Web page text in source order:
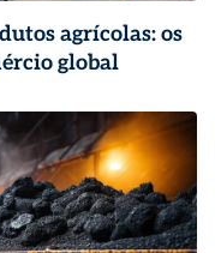
agrícolas: os
global